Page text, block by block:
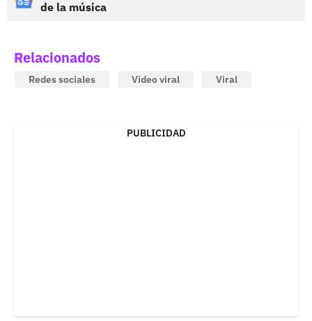
de la música
Relacionados
Redes sociales Video viral Viral
PUBLICIDAD